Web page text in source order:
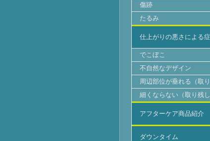
傷跡
たるみ
仕上がりの悪さによる
でこぼこ
不自然なデザイン
周辺部位が垂れる（取り
細くならない（取り残し
アフターケア商品紹介
ダウンタイム